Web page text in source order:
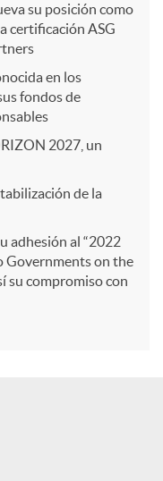
su posición como
certificación ASG
en los
fondos de
2027, un
de la
adhesión al “2022
Governments on the
su compromiso con